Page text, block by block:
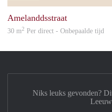
Amelanddsstraat
30 m2 Per direct - Onbepaalde tijd
Niks leuks gevonden?